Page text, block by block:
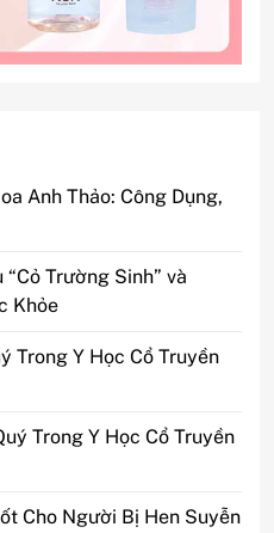
Anh Thảo: Công Dụng,
Trường Sinh” và
Khỏe
Trong Y Học Cổ Truyền
Trong Y Học Cổ Truyền
Cho Người Bị Hen Suyễn